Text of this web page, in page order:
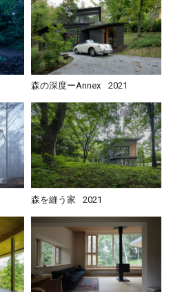
森の深度ーAnnex 2021
森を縫う家 2021